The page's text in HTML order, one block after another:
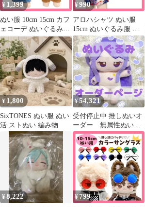
¥ 1,399
ぬい服 10cm 15cm カフ
ェコーデ ぬいぐるみ服
ドリンク パーツ 推しぬ
い 推し活 ぬい撮り ぬ
い ドール服 リンクコー
デ ちびぬいぐるみ おし
ゃれ
¥990
アロハシャツ ぬい服
15cm ぬいぐるみ服 ち
び 推しぬい ぬい 着せ
替え 夏 南国 ハワイ ビ
ーチ リゾート コーデ
棉花娃娃 ドール服 推し
活 シャツ トップス 人
形 洋服 ぬい活 ぬい撮
り 夏コーデ バカンス
¥1,800
SixTONES ぬい服 ぬい
活 ストぬい 編み物
¥54,321
受付停止中 推しぬいオ
ーダー 無属性ぬいぐ
るみ 棉花娃娃
¥8,222 ¥799